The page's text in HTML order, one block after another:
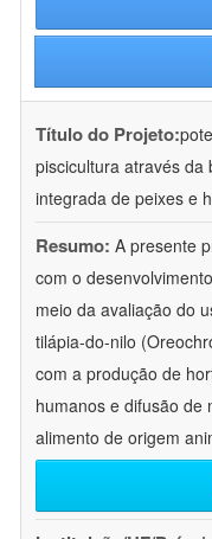
Título do Projeto:
piscicultura através da
integrada de peixes e
Resumo: A presente
com o
meio da avaliação do
tilápia-do-nilo
com a produção de
humanos e difusão de
alimento de origem